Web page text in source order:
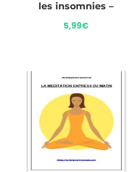
les insomnies –
5,99€